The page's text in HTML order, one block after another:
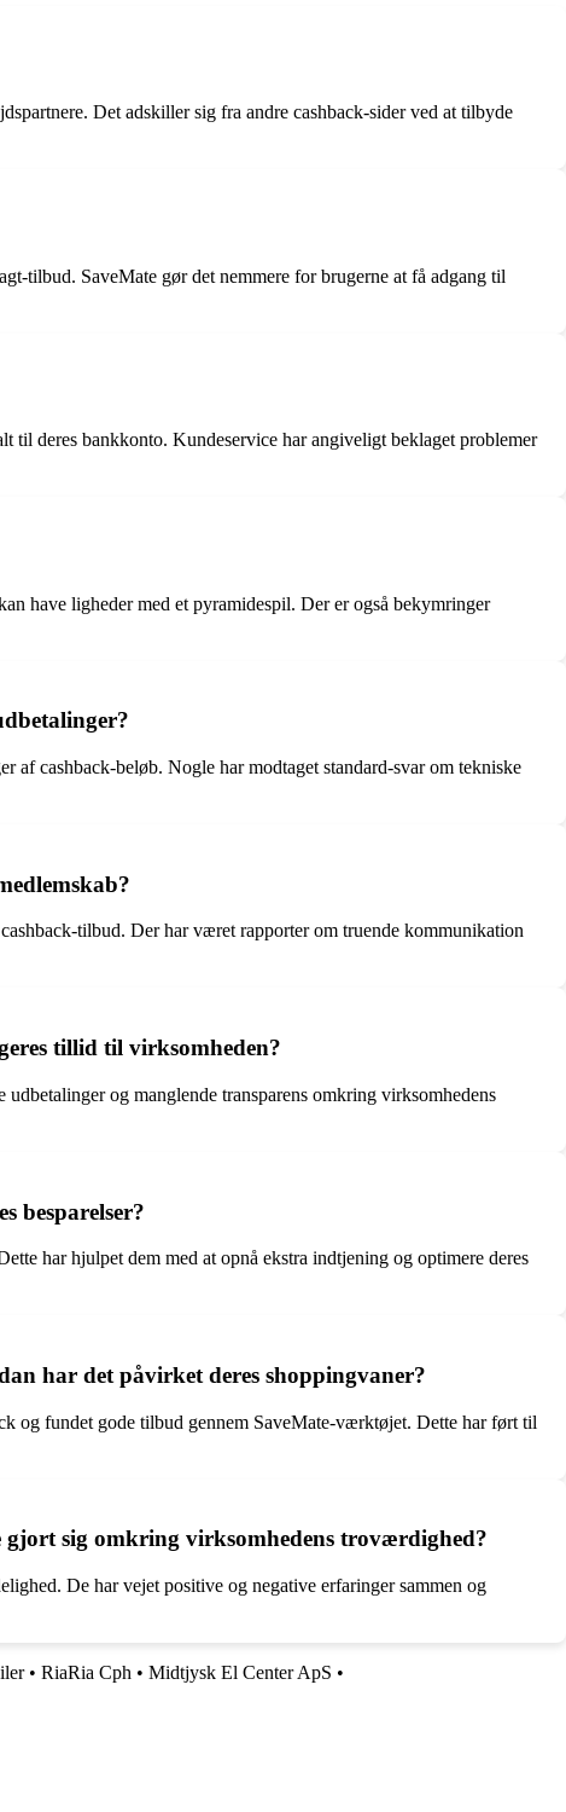
Det adskiller sig fra andre cashback-sider ved at tilbyde
tilbud. SaveMate gør det nemmere for brugerne at få adgang til
til deres bankkonto. Kundeservice har angiveligt beklaget problemer
have ligheder med et pyramidespil. Der er også bekymringer
af cashback-beløb. Nogle har modtaget standard-svar om tekniske
tilbud. Der har været rapporter om truende kommunikation
tillid til virksomheden?
og manglende transparens omkring virksomhedens
besparelser?
har hjulpet dem med at opnå ekstra indtjening og optimere deres
har det påvirket deres shoppingvaner?
og fundet gode tilbud gennem SaveMate-værktøjet. Dette har ført til
gjort sig omkring virksomhedens troværdighed?
De har vejet positive og negative erfaringer sammen og
• RiaRia Cph • Midtjysk El Center ApS •